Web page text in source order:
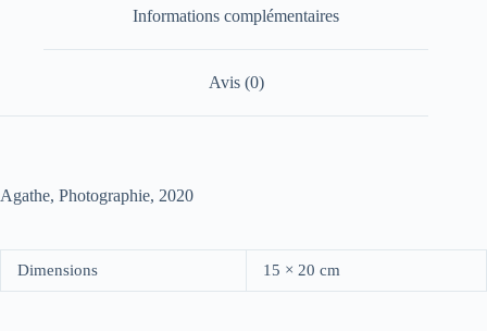
Informations complémentaires
Avis (0)
Agathe, Photographie, 2020
Dimensions 15 × 20 cm